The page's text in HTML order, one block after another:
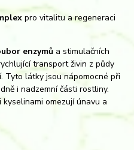
pro vitalitu a regeneraci
enzymů a stimulačních
transport živin z půdy
Tyto látky jsou nápomocné při
i nadzemní části rostliny.
omezují únavu a